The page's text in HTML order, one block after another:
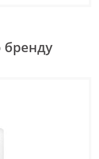
бренду